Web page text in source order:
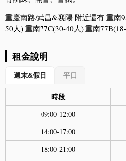
重慶南路/武昌&襄陽 附近還有重南
50人)重南77C(30-40人)重南77B
租金說明
週末&假日 平日
時段
09:00-12:00
14:00-17:00
18:00-21:00